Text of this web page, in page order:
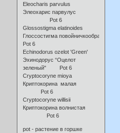
Eleocharis parvulus
Элеохарис парвулус
Pot 6
Glossostigma elatinoides
Глоссостигма повойничкообразна
Pot 6
Echinodorus ozelot 'Green'
Эхинодорус “Oцелот
зеленый" Pot 6
Cryptocoryne mioya
Криптокорина малая
Pot 6
Cryptocoryne willisii
Криптокорина волнистая
Pot 6
pot - растение в горшке